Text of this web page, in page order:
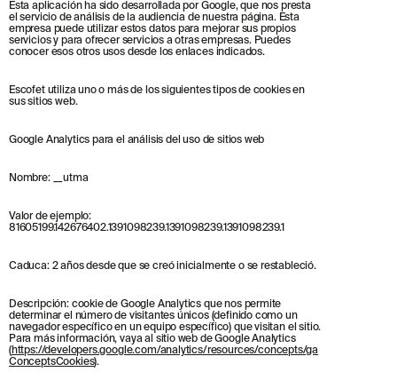
Esta aplicación ha sido desarrollada por Google, que nos presta
el servicio de análisis de la audiencia de nuestra página. Esta
empresa puede utilizar estos datos para mejorar sus propios
servicios y para ofrecer servicios a otras empresas. Puedes
conocer esos otros usos desde los enlaces indicados.
Escofet utiliza uno o más de los siguientes tipos de cookies en
sus sitios web.
Google Analytics para el análisis del uso de sitios web
Nombre: __utma
Valor de ejemplo:
81605199.142676402.1391098239.1391098239.1391098239.1
Caduca: 2 años desde que se creó inicialmente o se restableció.
Descripción: cookie de Google Analytics que nos permite
determinar el número de visitantes únicos (definido como un
navegador específico en un equipo específico) que visitan el sitio.
Para más información, vaya al sitio web de Google Analytics
(https://developers.google.com/analytics/resources/concepts/ga
ConceptsCookies).